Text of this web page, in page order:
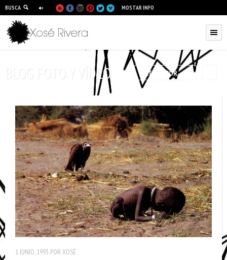
BUSCA MOSTAR INFO
BLOG FOTO Y VÍDEO FILTRAR POR
1 JUNIO, 1993 PORXOSÉ